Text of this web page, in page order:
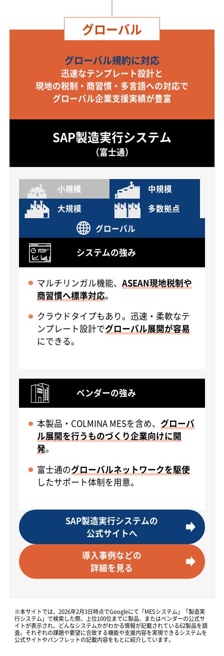
グローバル
グローバル規約に対応
迅速なテンプレート設計と
現地の税制・商習慣・多言語への対応で
グローバル企業支援実績が豊富
SAP製造実行システム
（富士通）
小規模
中規模
大規模
多数拠点
グローバル
システムの強み
マルチリンガル機能、ASEAN現地税制や
商習慣へ標準対応。
クラウドタイプもあり。迅速・柔軟なテ
ンプレート設計でグローバル展開が容易
にできる。
ベンダーの強み
本製品・COLMINA MESを含め、グローバ
ル展開を行うものづくり企業向けに開
発。
富士通のグローバルネットワークを駆使
したサポート体制を用意。
SAP製造実行システムの
公式サイトへ
導入事例などの
詳細を見る
※本サイトでは、2026年2月3日時点でGoogleにて「MESシステム」「製造実
行システム」で検索した際、上位100位までに製品、またはベンダーの公式サ
イトが表示され、どんなシステムかがわかる情報が記載されている62製品を調
査。それぞれの課題や要望に合致する機能や支援内容を実現できるシステムを
公式サイトやパンフレットの記載内容をもとに紹介しています。